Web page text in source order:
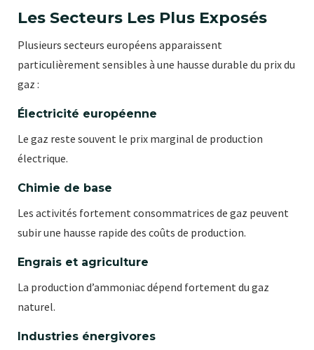
Les Secteurs Les Plus Exposés
Plusieurs secteurs européens apparaissent
particulièrement sensibles à une hausse durable du prix du
gaz :
Électricité européenne
Le gaz reste souvent le prix marginal de production
électrique.
Chimie de base
Les activités fortement consommatrices de gaz peuvent
subir une hausse rapide des coûts de production.
Engrais et agriculture
La production d’ammoniac dépend fortement du gaz
naturel.
Industries énergivores